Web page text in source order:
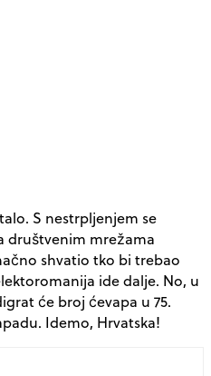
S nestrpljenjem se
društvenim mrežama
shvatio tko bi trebao
ide dalje. No, u
će broj ćevapa u 75.
Idemo, Hrvatska!